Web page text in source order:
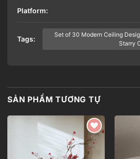
Platform:
Tags:
Set of 30 Modern Ceiling
Starry
SẢN PHẨM TƯƠNG TỰ
Add to
wishlist